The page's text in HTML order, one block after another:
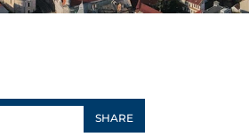
SHARE